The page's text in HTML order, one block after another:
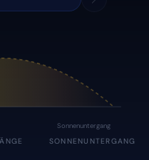
Sonnenuntergang
SONNENUNTERGANG